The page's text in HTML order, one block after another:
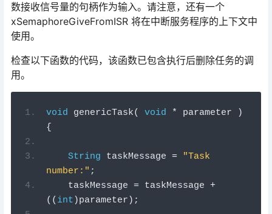
数接收信号量的句柄作为输入。请注意，还有一个
xSemaphoreGiveFromISR 将在中断服务程序的上下文中
使用。
检查以下函数的代码，该函数已包含执行后删除任务的调
用。
void genericTask( void * parameter
)
{
String taskMessage =
"Task
number:" ;
taskMessage = taskMessage +
(( int )parameter );